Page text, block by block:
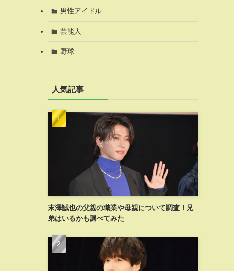
男性アイドル
芸能人
野球
人気記事
末澤誠也の父親の職業や母親について調査！兄
弟はいるかも調べてみた